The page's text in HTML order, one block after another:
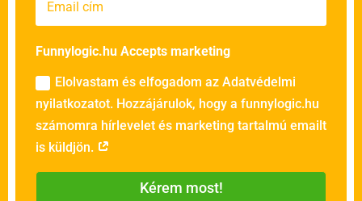
Funnylogic.hu Accepts marketing
Elolvastam és elfogadom az Adatvédelmi
nyilatkozatot. Hozzájárulok, hogy a funnylogic.hu
számomra hírlevelet és marketing tartalmú emailt
is küldjön.
Kérem most!